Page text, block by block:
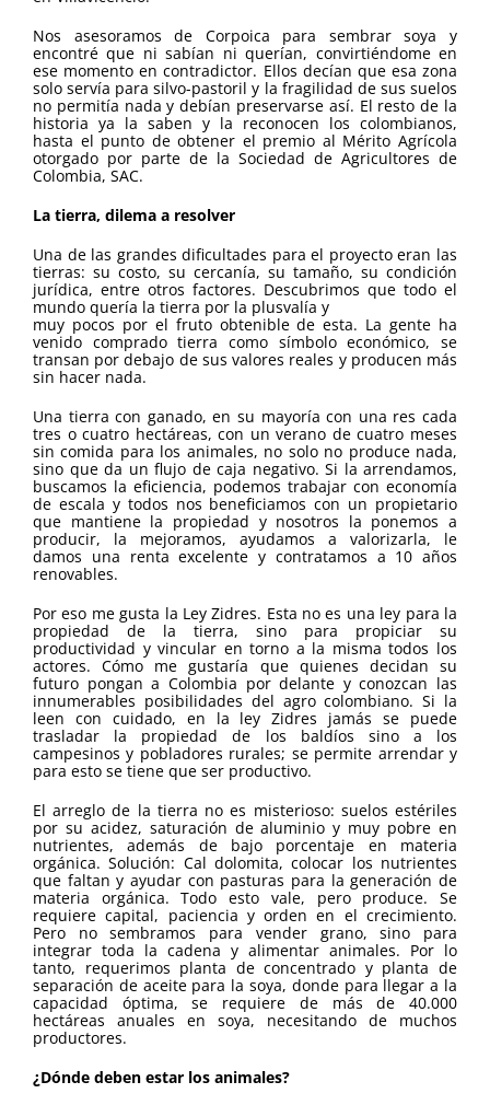
Nos asesoramos de Corpoica para sembrar soya y
encontré que ni sabían ni querían, convirtiéndome en
ese momento en contradictor. Ellos decían que esa zona
solo servía para silvo-pastoril y la fragilidad de sus suelos
no permitía nada y debían preservarse así. El resto de la
historia ya la saben y la reconocen los colombianos,
hasta el punto de obtener el premio al Mérito Agrícola
otorgado por parte de la Sociedad de Agricultores de
Colombia, SAC.
La tierra, dilema a resolver
Una de las grandes dificultades para el proyecto eran las
tierras: su costo, su cercanía, su tamaño, su condición
jurídica, entre otros factores. Descubrimos que todo el
mundo quería la tierra por la plusvalía y
muy pocos por el fruto obtenible de esta. La gente ha
venido comprado tierra como símbolo económico, se
transan por debajo de sus valores reales y producen más
sin hacer nada.
Una tierra con ganado, en su mayoría con una res cada
tres o cuatro hectáreas, con un verano de cuatro meses
sin comida para los animales, no solo no produce nada,
sino que da un flujo de caja negativo. Si la arrendamos,
buscamos la eficiencia, podemos trabajar con economía
de escala y todos nos beneficiamos con un propietario
que mantiene la propiedad y nosotros la ponemos a
producir, la mejoramos, ayudamos a valorizarla, le
damos una renta excelente y contratamos a 10 años
renovables.
Por eso me gusta la Ley Zidres. Esta no es una ley para la
propiedad de la tierra, sino para propiciar su
productividad y vincular en torno a la misma todos los
actores. Cómo me gustaría que quienes decidan su
futuro pongan a Colombia por delante y conozcan las
innumerables posibilidades del agro colombiano. Si la
leen con cuidado, en la ley Zidres jamás se puede
trasladar la propiedad de los baldíos sino a los
campesinos y pobladores rurales; se permite arrendar y
para esto se tiene que ser productivo.
El arreglo de la tierra no es misterioso: suelos estériles
por su acidez, saturación de aluminio y muy pobre en
nutrientes, además de bajo porcentaje en materia
orgánica. Solución: Cal dolomita, colocar los nutrientes
que faltan y ayudar con pasturas para la generación de
materia orgánica. Todo esto vale, pero produce. Se
requiere capital, paciencia y orden en el crecimiento.
Pero no sembramos para vender grano, sino para
integrar toda la cadena y alimentar animales. Por lo
tanto, requerimos planta de concentrado y planta de
separación de aceite para la soya, donde para llegar a la
capacidad óptima, se requiere de más de 40.000
hectáreas anuales en soya, necesitando de muchos
productores.
¿Dónde deben estar los animales?